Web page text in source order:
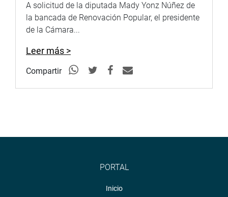
A solicitud de la diputada Mady Yonz Núñez de
la bancada de Renovación Popular, el presidente
de la Cámara...
Leer más >
Compartir
PORTAL
Inicio